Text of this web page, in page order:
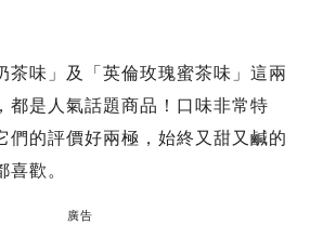
茶味」及「英倫玫瑰蜜茶味」這兩
都是人氣話題商品！口味非常特
們的評價好兩極，始終又甜又鹹的
喜歡。
廣告